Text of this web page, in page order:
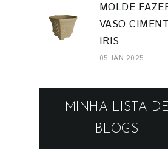
MOLDE
VASO
IRIS
05 JAN 2025
MINHA LISTA DE
BLOGS